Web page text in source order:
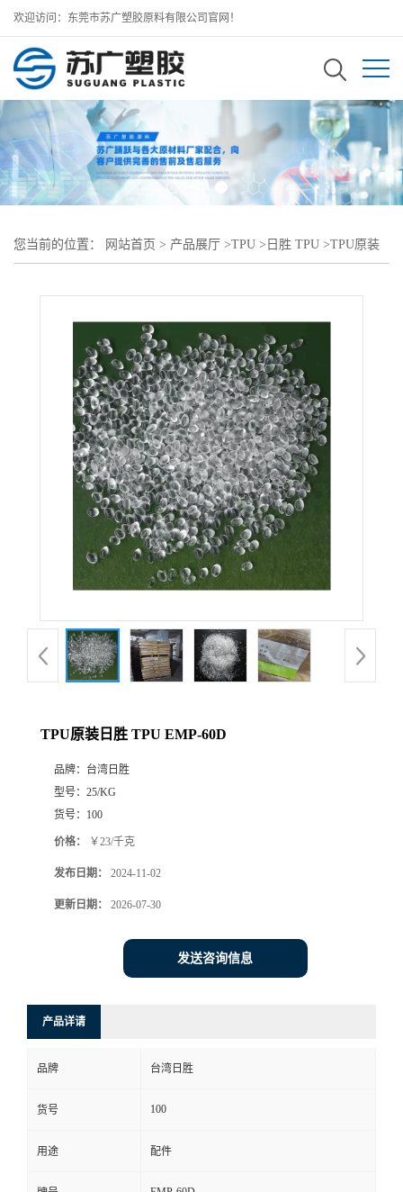
欢迎访问：东莞市苏广塑胶原料有限公司官网！
您当前的位置： 网站首页 > 产品展厅 >TPU > 日胜 TPU >TPU原装
TPU原装日胜 TPU EMP-60D
品牌： 台湾日胜
型号： 25/KG
货号： 100
价格： ￥23/千克
发布日期： 2024-11-02
更新日期： 2026-07-30
发送咨询信息
产品详请
品牌 台湾日胜
货号 100
用途 配件